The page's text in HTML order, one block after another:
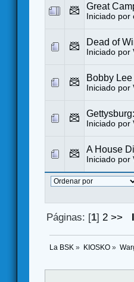
Great
Iniciado por
Dead of
Iniciado por
Bobby Lee
Iniciado por
Iniciado por
A House
Iniciado por
Páginas: [1] 2 >>
La BSK » KIOSKO»